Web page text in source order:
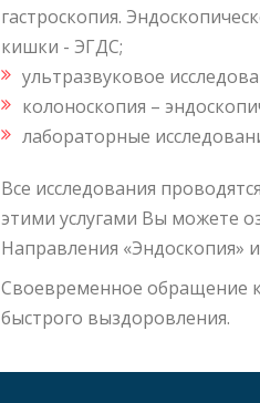
гастроскопия.
кишки - ЭГДС;
ультразвуковое
колоноскопия –
лабораторные
Все исследования
этими услугами Вы можете
Направления «Эндоскопия»
Своевременное обращение к
быстрого выздоровления.